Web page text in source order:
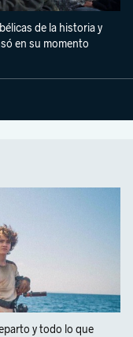
de la historia y
en su momento
y todo lo que